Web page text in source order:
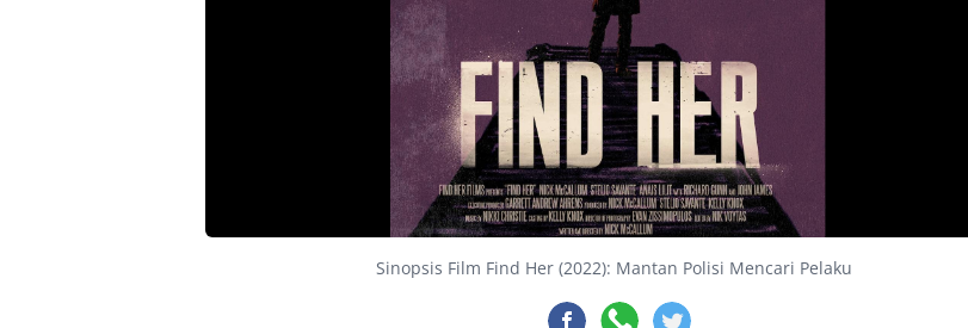
Sinopsis Film Find Her (2022): Mantan Polisi Mencari Pelaku